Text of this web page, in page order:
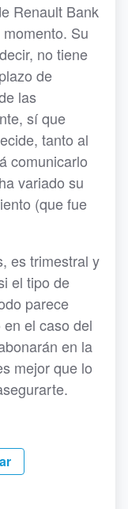
Renault Bank
Su
no tiene
de
las
sí que
tanto al
comunicarlo
variado su
(que fue
es trimestral y
el tipo de
parece
el caso del
en la
mejor que lo